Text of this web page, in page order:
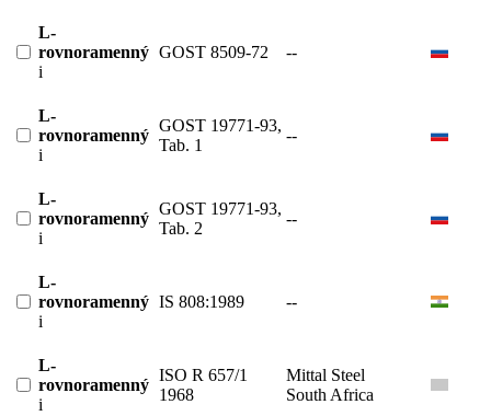
L-
rovnoramenný
i
GOST 8509-72 --
L-
rovnoramenný
i
GOST 19771-93,
Tab. 1
--
L-
rovnoramenný
i
GOST 19771-93,
Tab. 2
--
L-
rovnoramenný
i
IS 808:1989 --
L-
rovnoramenný
i
ISO R 657/1
1968
Mittal Steel
South Africa